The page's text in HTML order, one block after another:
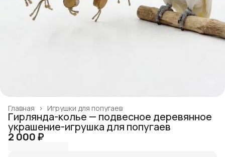
Игрушки для попугаев
Главная ›
Гирлянда-колье — подвесное деревянное
украшение-игрушка для попугаев
2 000 ₽